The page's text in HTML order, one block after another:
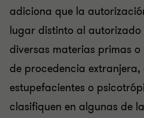
adiciona que la
lugar distinto al
diversas materias primas
de procedencia
estupefacientes o
clasifiquen en algunas de